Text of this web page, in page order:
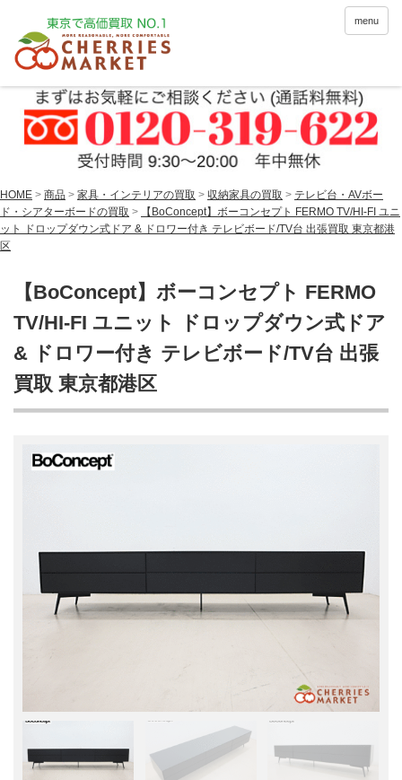
menu
HOME > 商品 > 家具・インテリアの買取 > 収納家具の買取 > テレビ台・AVボー
ド・シアターボードの買取 >
【BoConcept】ボーコンセプト FERMO TV/HI-FI ユニ
ット ドロップダウン式ドア & ドロワー付き テレビボード/TV台 出張買取 東京都港
区
【BoConcept】ボーコンセプト FERMO
TV/HI-FI ユニット ドロップダウン式ドア
& ドロワー付き テレビボード/TV台 出張
買取 東京都港区